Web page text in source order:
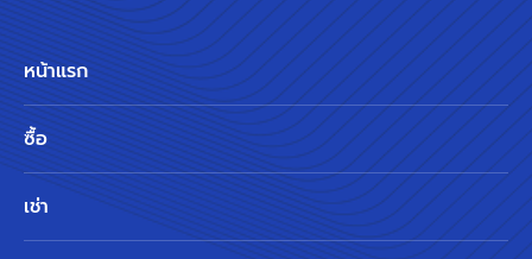
หน้าแรก
ซื้อ
เช่า